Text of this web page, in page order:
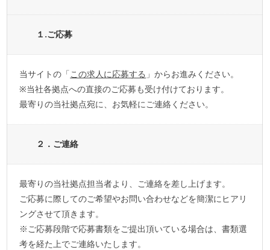
１.ご応募
当サイトの「この求人に応募する 」からお進みください。
※当社各拠点への直接のご応募も受け付けております。
最寄りの当社拠点宛に、お気軽にご連絡ください。
２．ご連絡
最寄りの当社拠点担当者より、ご連絡を差し上げます。
ご応募に際してのご希望やお問い合わせなどを簡潔にヒアリ
ングさせて頂きます。
※ご応募段階で応募書類をご提出頂いている場合は、書類選
考を経た上でご連絡いたします。